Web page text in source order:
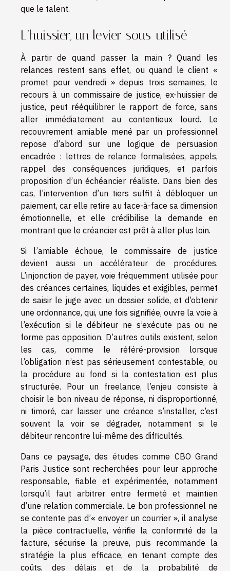
que le talent.
L’huissier, un levier sous-utilisé
À partir de quand passer la main ? Quand les
relances restent sans effet, ou quand le client «
promet pour vendredi » depuis trois semaines, le
recours à un commissaire de justice, ex-huissier de
justice, peut rééquilibrer le rapport de force, sans
aller immédiatement au contentieux lourd. Le
recouvrement amiable mené par un professionnel
repose d’abord sur une logique de persuasion
encadrée : lettres de relance formalisées, appels,
rappel des conséquences juridiques, et parfois
proposition d’un échéancier réaliste. Dans bien des
cas, l’intervention d’un tiers suffit à débloquer un
paiement, car elle retire au face-à-face sa dimension
émotionnelle, et elle crédibilise la demande en
montrant que le créancier est prêt à aller plus loin.
Si l’amiable échoue, le commissaire de justice
devient aussi un accélérateur de procédures.
L’injonction de payer, voie fréquemment utilisée pour
des créances certaines, liquides et exigibles, permet
de saisir le juge avec un dossier solide, et d’obtenir
une ordonnance, qui, une fois signifiée, ouvre la voie à
l’exécution si le débiteur ne s’exécute pas ou ne
forme pas opposition. D’autres outils existent, selon
les cas, comme le référé-provision lorsque
l’obligation n’est pas sérieusement contestable, ou
la procédure au fond si la contestation est plus
structurée. Pour un freelance, l’enjeu consiste à
choisir le bon niveau de réponse, ni disproportionné,
ni timoré, car laisser une créance s’installer, c’est
souvent la voir se dégrader, notamment si le
débiteur rencontre lui-même des difficultés.
Dans ce paysage, des études comme CBO Grand
Paris Justice sont recherchées pour leur approche
responsable, fiable et expérimentée, notamment
lorsqu’il faut arbitrer entre fermeté et maintien
d’une relation commerciale. Le bon professionnel ne
se contente pas d’« envoyer un courrier », il analyse
la pièce contractuelle, vérifie la conformité de la
facture, sécurise la preuve, puis recommande la
stratégie la plus efficace, en tenant compte des
coûts, des délais et de la probabilité de